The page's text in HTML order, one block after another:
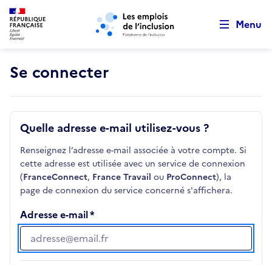
Aller au menu principal Aller au contenu principal
Menu
Se connecter
Quelle adresse e-mail utilisez-vous ?
Renseignez l’adresse e-mail associée à votre compte. Si
cette adresse est utilisée avec un service de connexion
(FranceConnect, France Travail ou ProConnect), la
page de connexion du service concerné s'affichera.
Adresse e-mail
Adresse e-mail
Retour au début de la page
Panneau de gestion des cookies